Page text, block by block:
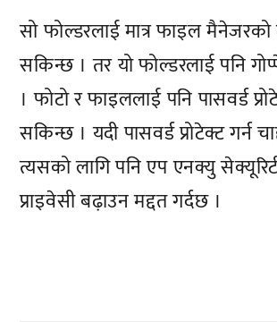
सो फोल्डरलाई मात्र फाइल मैनेजरको
सकिन्छ । तर यो फोल्डरलाई पनि
। फोटो र फाइललाई पनि पासवर्ड
सकिन्छ । यदी पासवर्ड प्रोटेक्ट गर्न
त्यसको लागि पनि एप एनक्यु
प्राइवेसी बढ़ाउन मद्दत गर्दछ ।